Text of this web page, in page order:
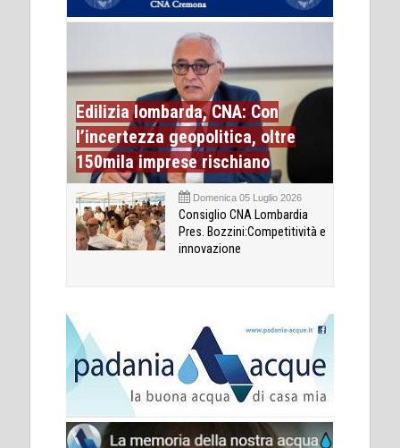
Edilizia lombarda, CNA: Con
l’incertezza geopolitica, oltre
150mila imprese rischiano
Domenica 05 Luglio 2026
Consiglio CNA Lombardia
Pres. Bozzini:Competitività e
innovazione